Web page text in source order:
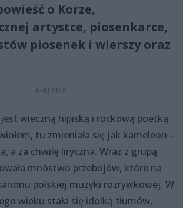
o Korze,
artystce, piosenkarce,
piosenek i wierszy oraz
wieczną hipiską i rockową poetką.
tu zmieniała się jak kameleon –
a za chwilę liryczna. Wraz z grupą
mnóstwo przebojów, które na
polskiej muzyki rozrywkowej. W
wieku stała się idolką tłumów,